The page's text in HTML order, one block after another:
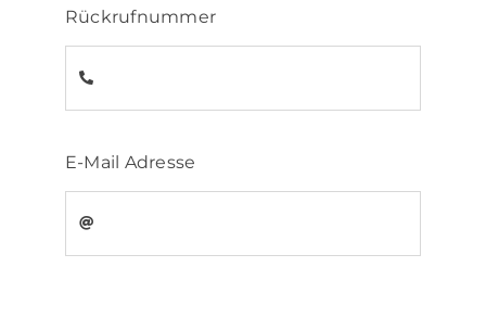
Rückrufnummer
E-Mail Adresse